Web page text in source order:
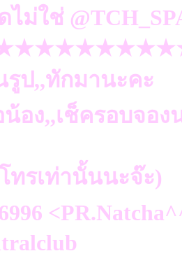
ไม่ใช่
รูป,,ทักมานะคะ
น้อง,,เช็ครอบจอง
ทรเท่านั้นนะจ๊ะ)